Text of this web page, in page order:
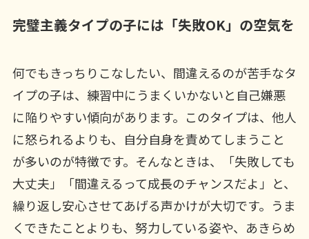
完璧主義タイプの子には「失敗OK」の空気を
何でもきっちりこなしたい、間違えるのが苦手なタ
イプの子は、練習中にうまくいかないと自己嫌悪
に陥りやすい傾向があります。このタイプは、他人
に怒られるよりも、自分自身を責めてしまうこと
が多いのが特徴です。そんなときは、「失敗しても
大丈夫」「間違えるって成長のチャンスだよ」と、
繰り返し安心させてあげる声かけが大切です。うま
くできたことよりも、努力している姿や、あきらめ